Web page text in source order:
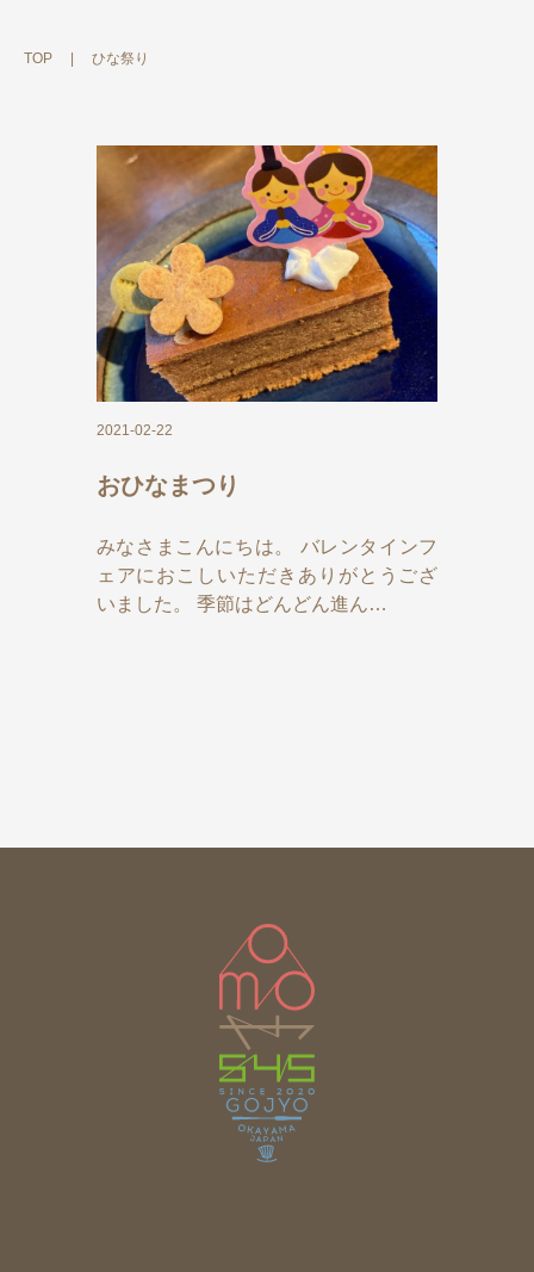
TOP ひな祭り
2021-02-22
おひなまつり
みなさまこんにちは。 バレンタインフ
ェアにおこしいただきありがとうござ
いました。 季節はどんどん進ん…